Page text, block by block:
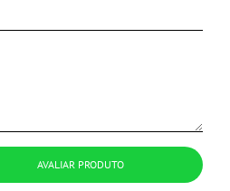
AVALIAR PRODUTO